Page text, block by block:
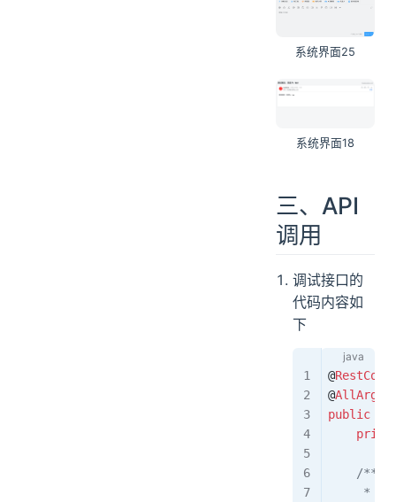
系统界面25
系统界面18
三、API
调用
调试接口的
代码内容如
下
@
@
public
    /**
* 调